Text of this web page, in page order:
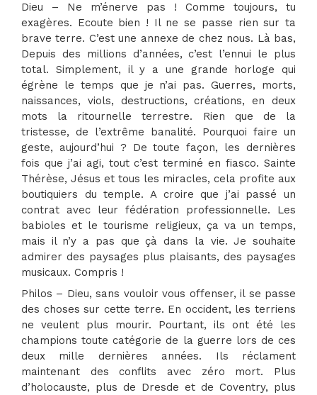
Dieu – Ne m’énerve pas ! Comme toujours, tu
exagères. Ecoute bien ! Il ne se passe rien sur ta
brave terre. C’est une annexe de chez nous. Là bas,
Depuis des millions d’années, c’est l’ennui le plus
total. Simplement, il y a une grande horloge qui
égrène le temps que je n’ai pas. Guerres, morts,
naissances, viols, destructions, créations, en deux
mots la ritournelle terrestre. Rien que de la
tristesse, de l’extrême banalité. Pourquoi faire un
geste, aujourd’hui ? De toute façon, les dernières
fois que j’ai agi, tout c’est terminé en fiasco. Sainte
Thérèse, Jésus et tous les miracles, cela profite aux
boutiquiers du temple. A croire que j’ai passé un
contrat avec leur fédération professionnelle. Les
babioles et le tourisme religieux, ça va un temps,
mais il n’y a pas que çà dans la vie. Je souhaite
admirer des paysages plus plaisants, des paysages
musicaux. Compris !
Philos – Dieu, sans vouloir vous offenser, il se passe
des choses sur cette terre. En occident, les terriens
ne veulent plus mourir. Pourtant, ils ont été les
champions toute catégorie de la guerre lors de ces
deux mille dernières années. Ils réclament
maintenant des conflits avec zéro mort. Plus
d’holocauste, plus de Dresde et de Coventry, plus